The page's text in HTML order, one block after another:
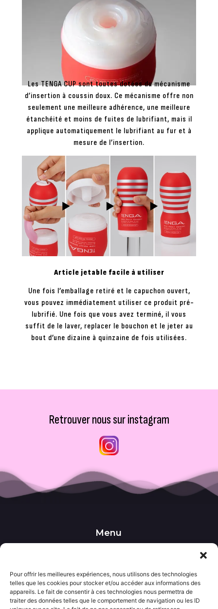
Pour offrir les meilleures expériences, nous utilisons des technologies
telles que les cookies pour stocker et/ou accéder aux informations des
appareils. Le fait de consentir à ces technologies nous permettra de
traiter des données telles que le comportement de navigation ou les ID
Les TENGA CUP sont toutes dotées du mécanisme
d’insertion à coussin doux. Ce mécanisme offre non
seulement une meilleure adhérence, une meilleure
étanchéité et moins de fuites de lubrifiant, mais il
applique automatiquement le lubrifiant au fur et à
mesure de l’insertion.
Article jetable facile à utiliser
Une fois l’emballage retiré et le capuchon ouvert,
vous pouvez immédiatement utiliser ce produit pré-
lubrifié. Une fois que vous avez terminé, il vous
suffit de le laver, replacer le bouchon et le jeter au
bout d’une dizaine à quinzaine de fois utilisées.
Retrouver nous sur instagram
Menu
••• Accueil
••• Wishlist
••• Actualités